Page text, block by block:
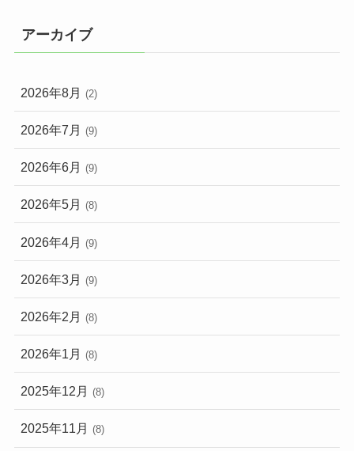
アーカイブ
2026年8月 (2)
2026年7月 (9)
2026年6月 (9)
2026年5月 (8)
2026年4月 (9)
2026年3月 (9)
2026年2月 (8)
2026年1月 (8)
2025年12月 (8)
2025年11月 (8)